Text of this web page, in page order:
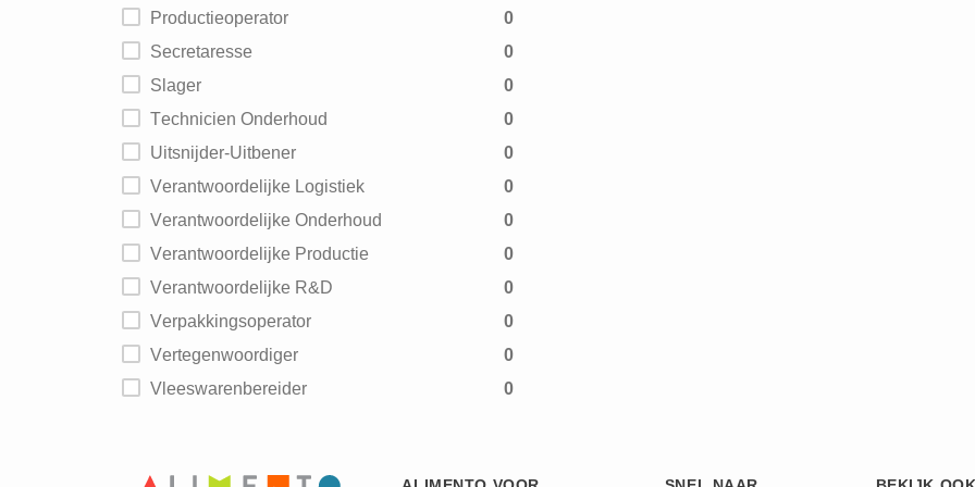
Productieoperator
0
Secretaresse
0
Slager
0
Technicien Onderhoud
0
Uitsnijder-Uitbener
0
Verantwoordelijke Logistiek
0
Verantwoordelijke Onderhoud
0
Verantwoordelijke Productie
0
Verantwoordelijke R&D
0
Verpakkingsoperator
0
Vertegenwoordiger
0
Vleeswarenbereider
0